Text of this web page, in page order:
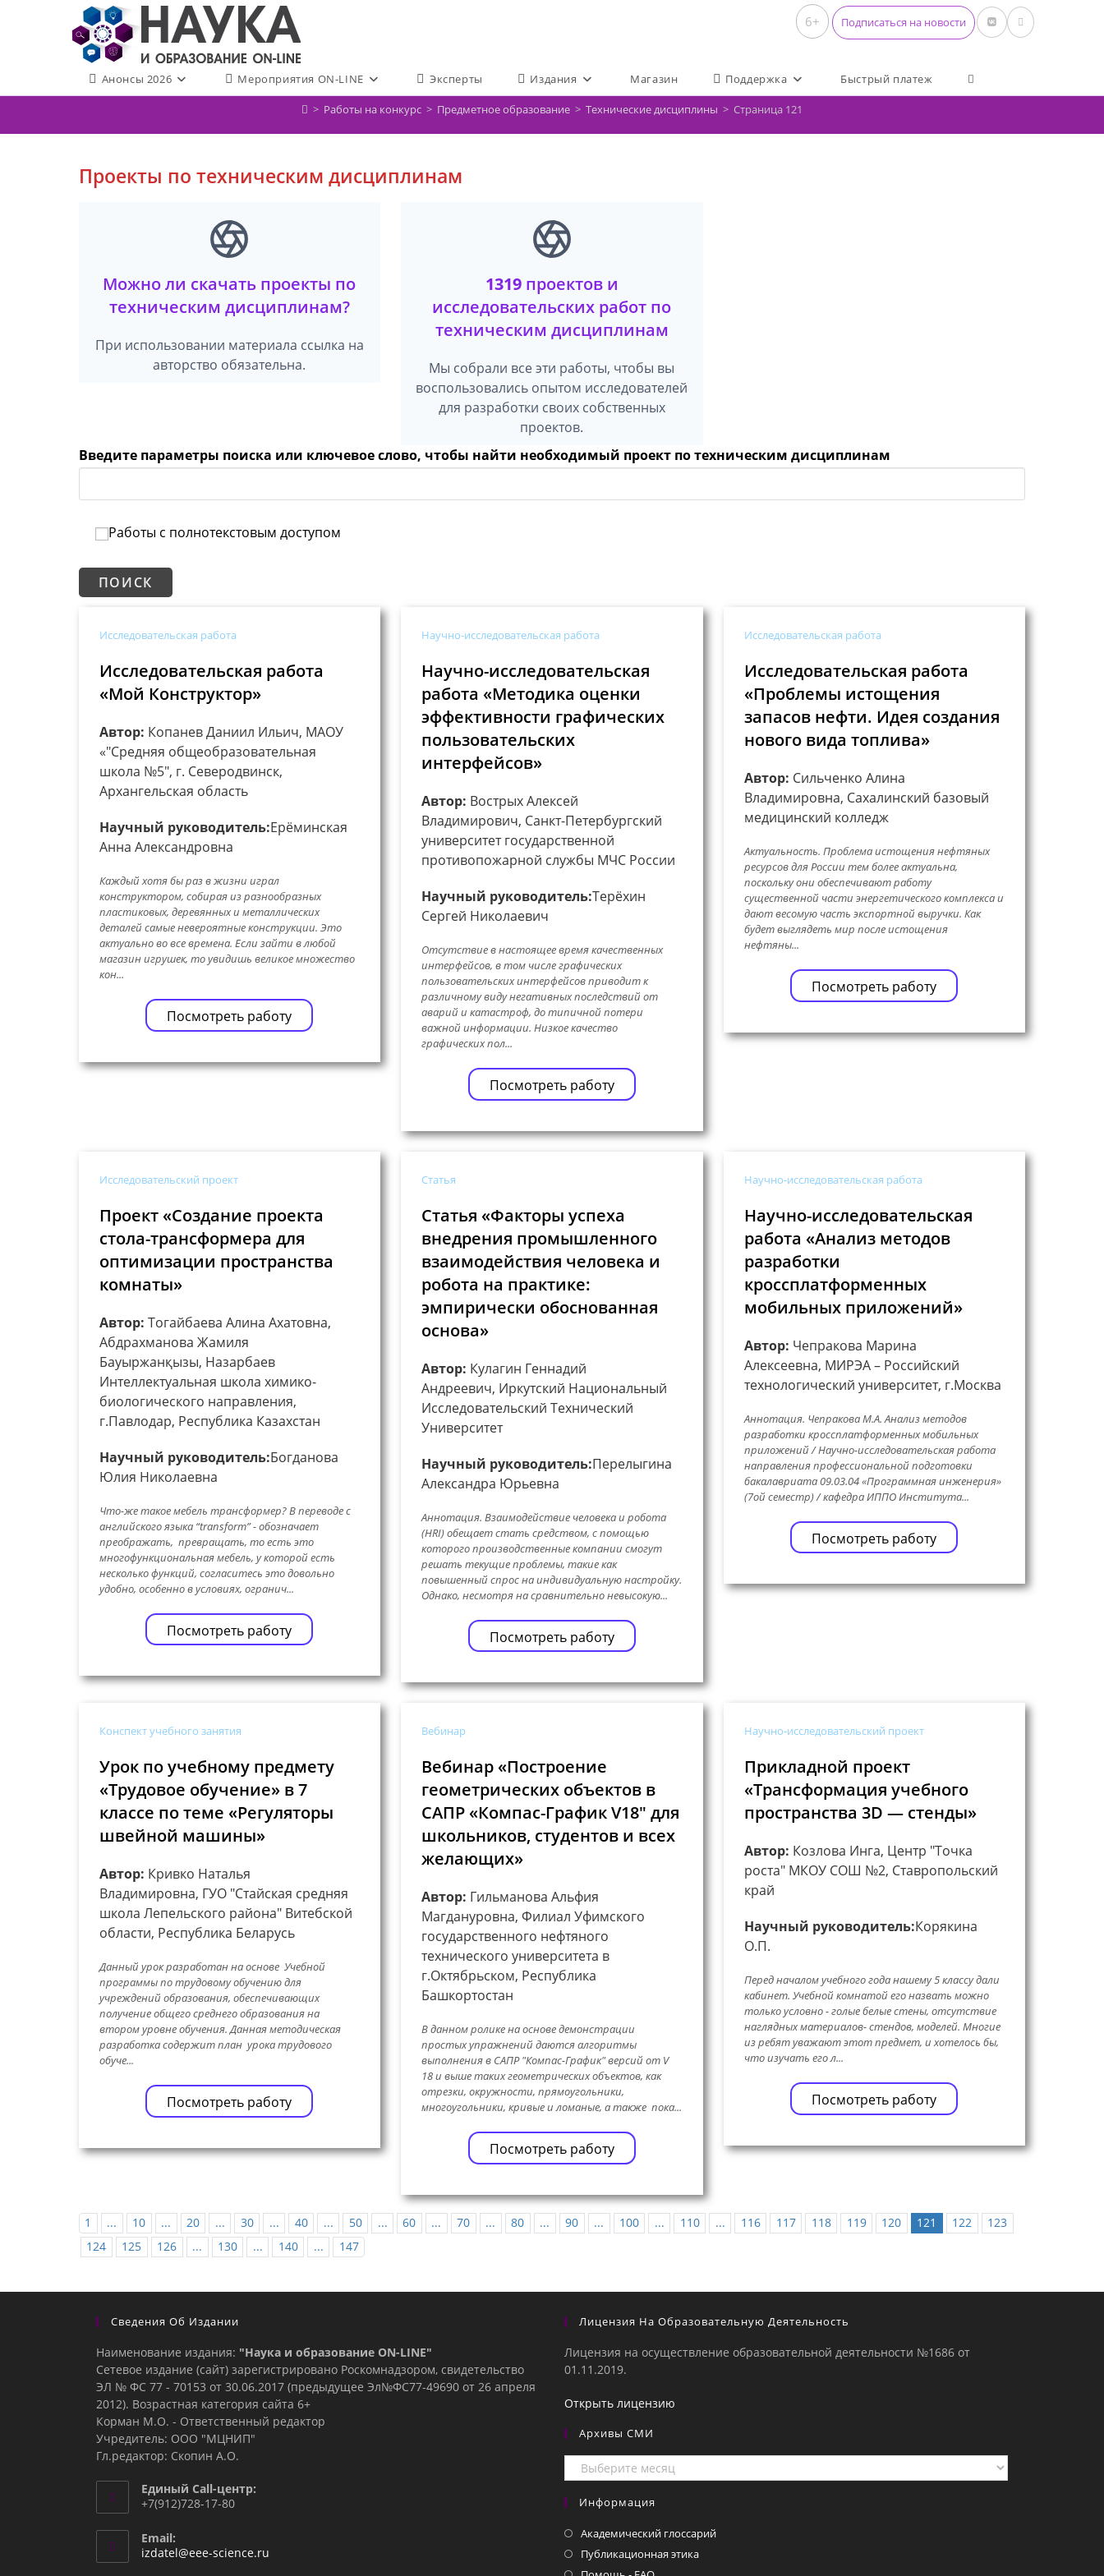
содержимому
6+ Подписаться на новости
Анонсы 2026 Мероприятия ON-LINE Эксперты Издания Магазин Поддержка Быстрый платеж Переключить поиск по
> Работы на конкурс > Предметное образование > Технические дисциплины > Страница 121
Проекты по техническим дисциплинам
Можно ли скачать проекты по
техническим дисциплинам?
При использовании материала ссылка на
авторство обязательна.
1319проектов и
исследовательских работ по
техническим дисциплинам
Мы собрали все эти работы, чтобы вы
воспользовались опытом исследователей
для разработки своих собственных
проектов.
Введите параметры поиска или ключевое слово, чтобы найти необходимый проект по техническим дисциплинам
Работы с полнотекстовым доступом
Исследовательская работа
Исследовательская работа
«Мой Конструктор»
Автор: Копанев Даниил Ильич, МАОУ
«"Средняя общеобразовательная
школа №5", г. Северодвинск,
Архангельская область
Научный руководитель:Ерёминская
Анна Александровна
Каждый хотя бы раз в жизни играл
конструктором, собирая из разнообразных
пластиковых, деревянных и металлических
деталей самые невероятные конструкции. Это
актуально во все времена. Если зайти в любой
магазин игрушек, то увидишь великое множество
кон...
Посмотреть работу
Научно-исследовательская работа
Научно-исследовательская
работа «Методика оценки
эффективности графических
пользовательских
интерфейсов»
Автор: Вострых Алексей
Владимирович, Санкт-Петербургский
университет государственной
противопожарной службы МЧС России
Научный руководитель:Терёхин
Сергей Николаевич
Отсутствие в настоящее время качественных
интерфейсов, в том числе графических
пользовательских интерфейсов приводит к
различному виду негативных последствий от
аварий и катастроф, до типичной потери
важной информации. Низкое качество
графических пол...
Посмотреть работу
Исследовательская работа
Исследовательская работа
«Проблемы истощения
запасов нефти. Идея создания
нового вида топлива»
Автор: Сильченко Алина
Владимировна, Сахалинский базовый
медицинский колледж
Актуальность. Проблема истощения нефтяных
ресурсов для России тем более актуальна,
поскольку они обеспечивают работу
существенной части энергетического комплекса и
дают весомую часть экспортной выручки. Как
будет выглядеть мир после истощения
нефтяны...
Посмотреть работу
Исследовательский проект
Проект «Создание проекта
стола-трансформера для
оптимизации пространства
комнаты»
Автор: Тогайбаева Алина Ахатовна,
Абдрахманова Жамиля
Бауыржанқызы, Назарбаев
Интеллектуальная школа химико-
биологического направления,
г.Павлодар, Республика Казахстан
Научный руководитель:Богданова
Юлия Николаевна
Что-же такое мебель трансформер? В переводе с
английского языка “transform” - обозначает
преображать, превращать, то есть это
многофункциональная мебель, у которой есть
несколько функций, согласитесь это довольно
удобно, особенно в условиях, огранич...
Посмотреть работу
Статья
Статья «Факторы успеха
внедрения промышленного
взаимодействия человека и
робота на практике:
эмпирически обоснованная
основа»
Автор: Кулагин Геннадий
Андреевич, Иркутский Национальный
Исследовательский Технический
Университет
Научный руководитель:Перелыгина
Александра Юрьевна
Аннотация. Взаимодействие человека и робота
(HRI) обещает стать средством, с помощью
которого производственные компании смогут
решать текущие проблемы, такие как
повышенный спрос на индивидуальную настройку.
Однако, несмотря на сравнительно невысокую...
Посмотреть работу
Научно-исследовательская работа
Научно-исследовательская
работа «Анализ методов
разработки
кроссплатформенных
мобильных приложений»
Автор: Чепракова Марина
Алексеевна, МИРЭА – Российский
технологический университет, г.Москва
Аннотация. Чепракова М.А. Анализ методов
разработки кроссплатформенных мобильных
приложений / Научно-исследовательская работа
направления профессиональной подготовки
бакалавриата 09.03.04 «Программная инженерия»
(7ой семестр) / кафедра ИППО Института...
Посмотреть работу
Конспект учебного занятия
Урок по учебному предмету
«Трудовое обучение» в 7
классе по теме «Регуляторы
швейной машины»
Автор: Кривко Наталья
Владимировна, ГУО "Стайская средняя
школа Лепельского района" Витебской
области, Республика Беларусь
Данный урок разработан на основе Учебной
программы по трудовому обучению для
учреждений образования, обеспечивающих
получение общего среднего образования на
втором уровне обучения. Данная методическая
разработка содержит план урока трудового
обуче...
Посмотреть работу
Вебинар
Вебинар «Построение
геометрических объектов в
САПР «Компас-График V18″ для
школьников, студентов и всех
желающих»
Автор: Гильманова Альфия
Магдануровна, Филиал Уфимского
государственного нефтяного
технического университета в
г.Октябрьском, Республика
Башкортостан
В данном ролике на основе демонстрации
простых упражнений даются алгоритмы
выполнения в САПР "Компас-График" версий от V
18 и выше таких геометрических объектов, как
отрезки, окружности, прямоугольники,
многоугольники, кривые и ломаные, а также пока...
Посмотреть работу
Научно-исследовательский проект
Прикладной проект
«Трансформация учебного
пространства 3D — стенды»
Автор: Козлова Инга, Центр "Точка
роста" МКОУ СОШ №2, Ставропольский
край
Научный руководитель:Корякина
О.П.
Перед началом учебного года нашему 5 классу дали
кабинет. Учебной комнатой его назвать можно
только условно - голые белые стены, отсутствие
наглядных материалов- стендов, моделей. Многие
из ребят уважают этот предмет, и хотелось бы,
что изучать его л...
Посмотреть работу
1 ... 10 ... 20 ... 30 ... 40 ... 50 ... 60 ... 70 ... 80 ... 90 ... 100 ... 110 ... 116 117 118 119 120 121 122
123
124
125 126 ... 130 ... 140 ... 147
Сведения Об Издании
Наименование издания: "Наука и образование ON-LINE"
Сетевое издание (сайт) зарегистрировано Роскомнадзором, свидетельство
ЭЛ № ФС 77 - 70153 от 30.06.2017 (предыдущее Эл№ФC77-49690 от 26 апреля
2012). Возрастная категория сайта 6+
Корман М.О. - Ответственный редактор
Учредитель: ООО "МЦНИП"
Гл.редактор: Скопин А.О.
Единый Call-центр:
+7(912)728-17-80
Email:
izdatel@eee-science.ru
Лицензия На Образовательную Деятельность
Лицензия на осуществление образовательной деятельности №1686 от
01.11.2019.
Открыть лицензию
Архивы СМИ
Архивы
СМИ
Информация
Академический глоссарий
Публикационная этика